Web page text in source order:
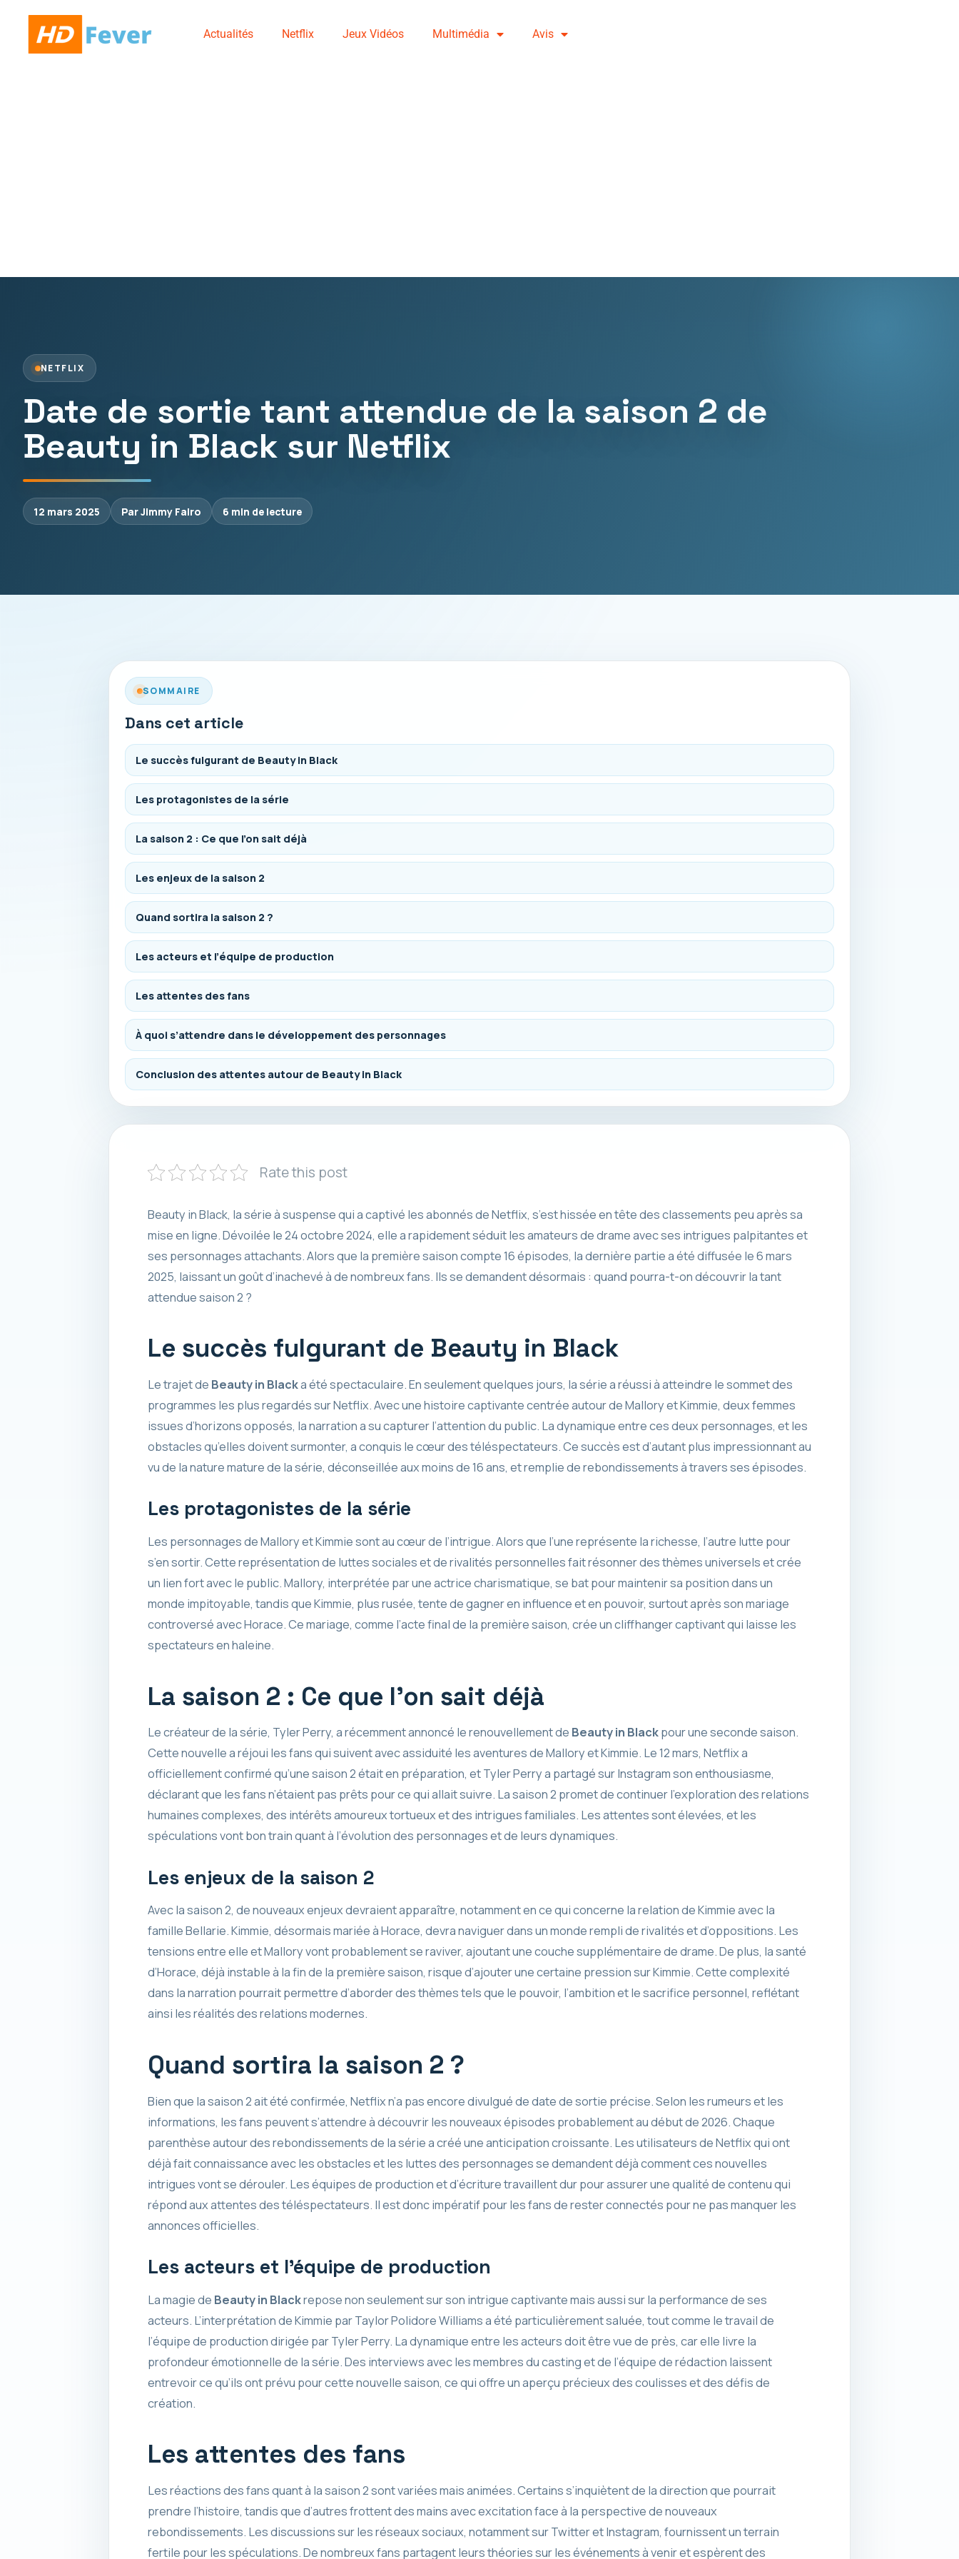
Actualités Netflix Jeux Vidéos Multimédia Avis
NETFLIX
Date de sortie tant attendue de la saison 2 de
Beauty in Black sur Netflix
12 mars 2025 Par Jimmy Falro 6 min de lecture
SOMMAIRE
Dans cet article
Le succès fulgurant de Beauty in Black
Les protagonistes de la série
La saison 2 : Ce que l’on sait déjà
Les enjeux de la saison 2
Quand sortira la saison 2 ?
Les acteurs et l’équipe de production
Les attentes des fans
À quoi s’attendre dans le développement des personnages
Conclusion des attentes autour de Beauty in Black
Rate this post
Beauty in Black, la série à suspense qui a captivé les abonnés de Netflix, s’est hissée en tête des classements peu après sa
mise en ligne. Dévoilée le 24 octobre 2024, elle a rapidement séduit les amateurs de drame avec ses intrigues palpitantes et
ses personnages attachants. Alors que la première saison compte 16 épisodes, la dernière partie a été diffusée le 6 mars
2025, laissant un goût d’inachevé à de nombreux fans. Ils se demandent désormais : quand pourra-t-on découvrir la tant
attendue saison 2 ?
Le succès fulgurant de Beauty in Black
Le trajet de Beauty in Blacka été spectaculaire. En seulement quelques jours, la série a réussi à atteindre le sommet des
programmes les plus regardés sur Netflix. Avec une histoire captivante centrée autour de Mallory et Kimmie, deux femmes
issues d’horizons opposés, la narration a su capturer l’attention du public. La dynamique entre ces deux personnages, et les
obstacles qu’elles doivent surmonter, a conquis le cœur des téléspectateurs. Ce succès est d’autant plus impressionnant au
vu de la nature mature de la série, déconseillée aux moins de 16 ans, et remplie de rebondissements à travers ses épisodes.
Les protagonistes de la série
Les personnages de Mallory et Kimmie sont au cœur de l’intrigue. Alors que l’une représente la richesse, l’autre lutte pour
s’en sortir. Cette représentation de luttes sociales et de rivalités personnelles fait résonner des thèmes universels et crée
un lien fort avec le public. Mallory, interprétée par une actrice charismatique, se bat pour maintenir sa position dans un
monde impitoyable, tandis que Kimmie, plus rusée, tente de gagner en influence et en pouvoir, surtout après son mariage
controversé avec Horace. Ce mariage, comme l’acte final de la première saison, crée un cliffhanger captivant qui laisse les
spectateurs en haleine.
La saison 2 : Ce que l’on sait déjà
Le créateur de la série, Tyler Perry, a récemment annoncé le renouvellement de Beauty in Blackpour une seconde saison.
Cette nouvelle a réjoui les fans qui suivent avec assiduité les aventures de Mallory et Kimmie. Le 12 mars, Netflix a
officiellement confirmé qu’une saison 2 était en préparation, et Tyler Perry a partagé sur Instagram son enthousiasme,
déclarant que les fans n’étaient pas prêts pour ce qui allait suivre. La saison 2 promet de continuer l’exploration des relations
humaines complexes, des intérêts amoureux tortueux et des intrigues familiales. Les attentes sont élevées, et les
spéculations vont bon train quant à l’évolution des personnages et de leurs dynamiques.
Les enjeux de la saison 2
Avec la saison 2, de nouveaux enjeux devraient apparaître, notamment en ce qui concerne la relation de Kimmie avec la
famille Bellarie. Kimmie, désormais mariée à Horace, devra naviguer dans un monde rempli de rivalités et d’oppositions. Les
tensions entre elle et Mallory vont probablement se raviver, ajoutant une couche supplémentaire de drame. De plus, la santé
d’Horace, déjà instable à la fin de la première saison, risque d’ajouter une certaine pression sur Kimmie. Cette complexité
dans la narration pourrait permettre d’aborder des thèmes tels que le pouvoir, l’ambition et le sacrifice personnel, reflétant
ainsi les réalités des relations modernes.
Quand sortira la saison 2 ?
Bien que la saison 2 ait été confirmée, Netflix n’a pas encore divulgué de date de sortie précise. Selon les rumeurs et les
informations, les fans peuvent s’attendre à découvrir les nouveaux épisodes probablement au début de 2026. Chaque
parenthèse autour des rebondissements de la série a créé une anticipation croissante. Les utilisateurs de Netflix qui ont
déjà fait connaissance avec les obstacles et les luttes des personnages se demandent déjà comment ces nouvelles
intrigues vont se dérouler. Les équipes de production et d’écriture travaillent dur pour assurer une qualité de contenu qui
répond aux attentes des téléspectateurs. Il est donc impératif pour les fans de rester connectés pour ne pas manquer les
annonces officielles.
Les acteurs et l’équipe de production
La magie de Beauty in Blackrepose non seulement sur son intrigue captivante mais aussi sur la performance de ses
acteurs. L’interprétation de Kimmie par Taylor Polidore Williams a été particulièrement saluée, tout comme le travail de
l’équipe de production dirigée par Tyler Perry. La dynamique entre les acteurs doit être vue de près, car elle livre la
profondeur émotionnelle de la série. Des interviews avec les membres du casting et de l’équipe de rédaction laissent
entrevoir ce qu’ils ont prévu pour cette nouvelle saison, ce qui offre un aperçu précieux des coulisses et des défis de
création.
Les attentes des fans
Les réactions des fans quant à la saison 2 sont variées mais animées. Certains s’inquiètent de la direction que pourrait
prendre l’histoire, tandis que d’autres frottent des mains avec excitation face à la perspective de nouveaux
rebondissements. Les discussions sur les réseaux sociaux, notamment sur Twitter et Instagram, fournissent un terrain
fertile pour les spéculations. De nombreux fans partagent leurs théories sur les événements à venir et espèrent des